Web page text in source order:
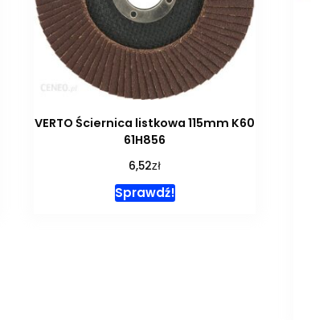
VERTO Ściernica listkowa 115mm K60
61H856
6,52zł
Sprawdź!